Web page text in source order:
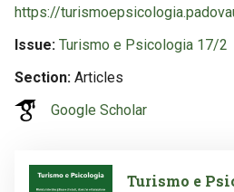
https://
Issue Turismo e Psicologia 17/2
Section Articles
Google Scholar
Image
Turismo e